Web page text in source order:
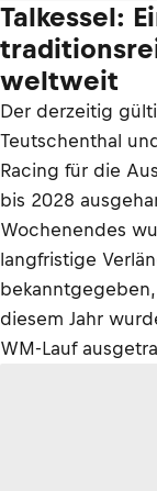
Talkessel:
weltweit
Der derzeitig
Teutschenthal
Racing für die
bis 2028
Wochenendes
langfristige
diesem Jahr
WM-Lauf